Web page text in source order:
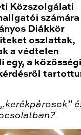
Közszolgálati
számára
Diákkör
oszlattak,
a védtelen
egy, a közösségi